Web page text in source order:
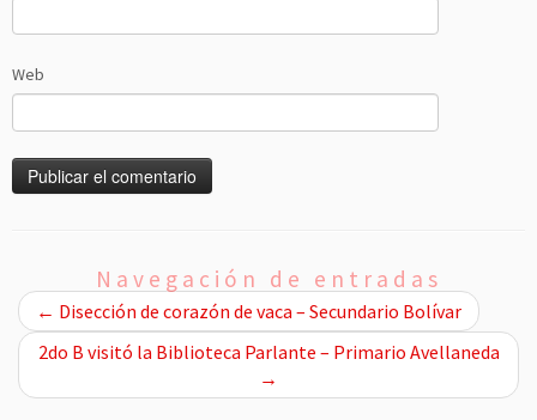
Web
Navegación de entradas
← Disección de corazón de vaca – Secundario Bolívar
2do B visitó la Biblioteca Parlante – Primario Avellaneda
→